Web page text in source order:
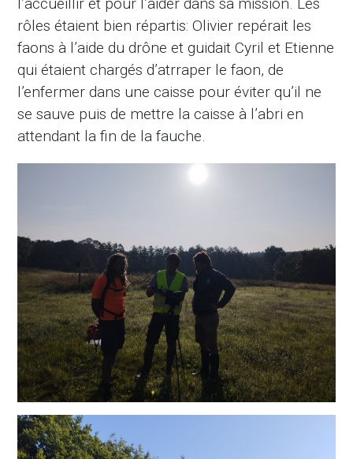
rôles étaient bien répartis: Olivier repérait les
faons à l’aide du drône et guidait Cyril et Etienne
qui étaient chargés d’atrraper le faon, de
l’enfermer dans une caisse pour éviter qu’il ne
se sauve puis de mettre la caisse à l’abri en
attendant la fin de la fauche.